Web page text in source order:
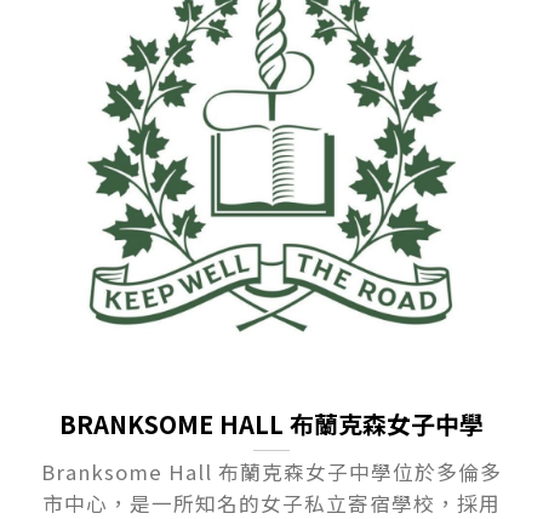
BRANKSOME HALL 布蘭克森女子中學
Branksome Hall 布蘭克森女子中學位於多倫多
市中心，是一所知名的女子私立寄宿學校，採用